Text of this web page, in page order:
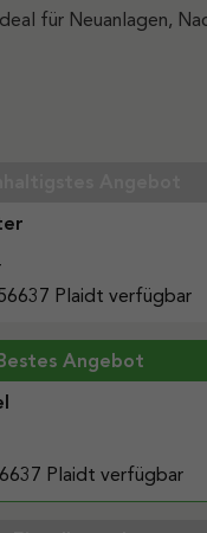
für Neuanlagen,
Plaidt verfügbar
Angebot
Plaidt verfügbar